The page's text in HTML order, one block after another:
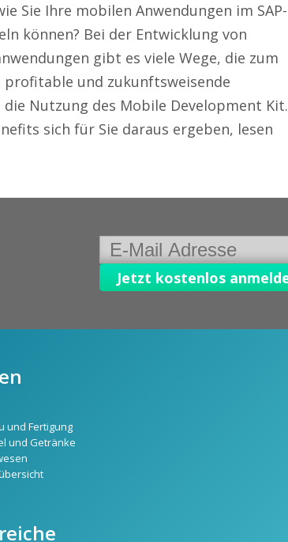
Sie Ihre mobilen Anwendungen im SAP-
können? Bei der Entwicklung von
gibt es viele Wege, die zum
profitable und zukunftsweisende
die Nutzung des Mobile Development Kit.
sich für Sie daraus ergeben, lesen
und Fertigung
und Getränke